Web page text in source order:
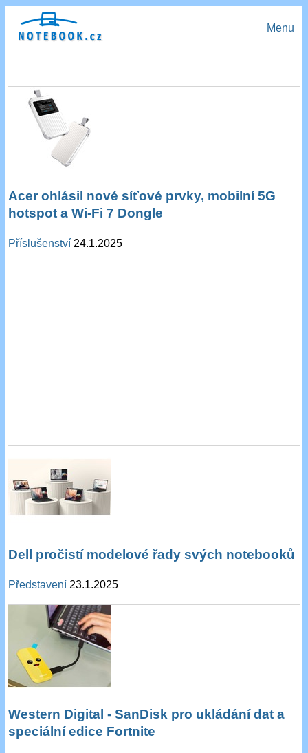
Menu
Acer ohlásil nové síťové prvky, mobilní 5G
hotspot a Wi-Fi 7 Dongle
Příslušenství 24.1.2025
Dell pročistí modelové řady svých notebooků
Představení 23.1.2025
Western Digital - SanDisk pro ukládání dat a
speciální edice Fortnite